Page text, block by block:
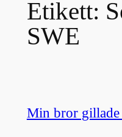
Etikett:
SWE
Min bror